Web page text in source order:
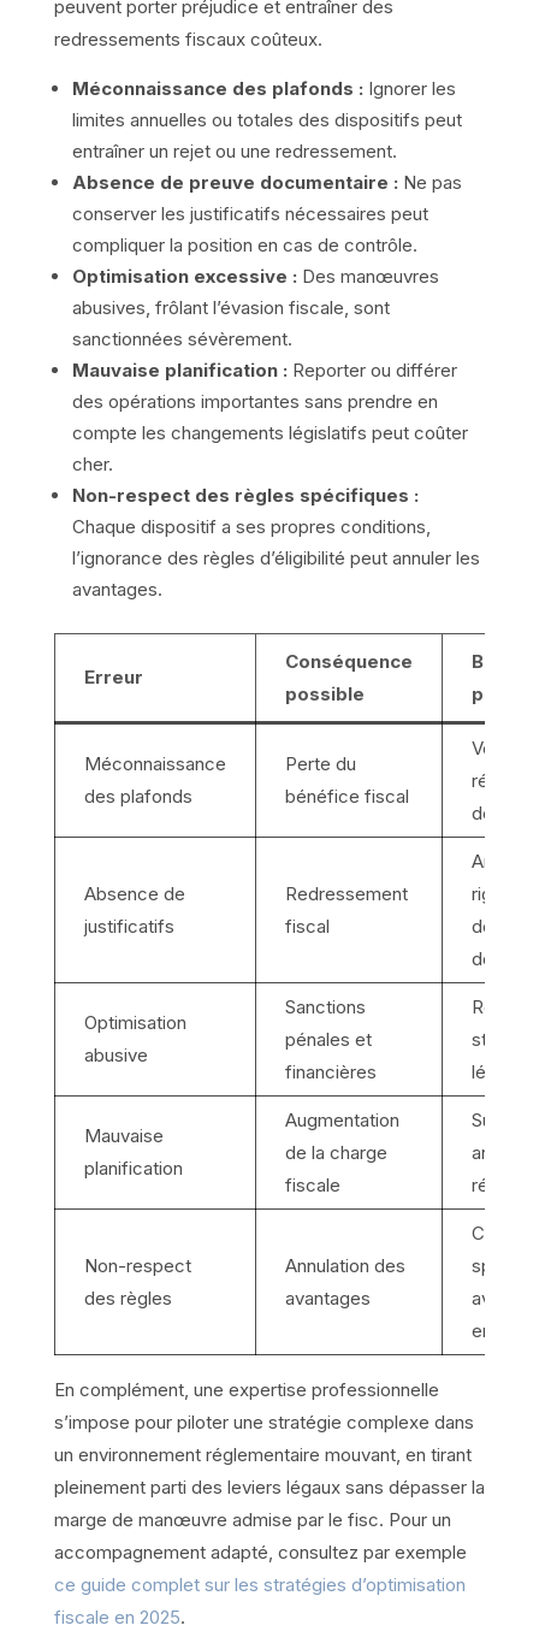
peuvent porter préjudice et entraîner des
redressements fiscaux coûteux.
Méconnaissance des plafonds : Ignorer les
limites annuelles ou totales des dispositifs peut
entraîner un rejet ou une redressement.
Absence de preuve documentaire : Ne pas
conserver les justificatifs nécessaires peut
compliquer la position en cas de contrôle.
Optimisation excessive : Des manœuvres
abusives, frôlant l’évasion fiscale, sont
sanctionnées sévèrement.
Mauvaise planification : Reporter ou différer
des opérations importantes sans prendre en
compte les changements législatifs peut coûter
cher.
Non-respect des règles spécifiques :
Chaque dispositif a ses propres conditions,
l’ignorance des règles d’éligibilité peut annuler les
avantages.
Erreur
Conséquence
possible
Bonne
Méconnaissance
des plafonds
Perte du
bénéfice fiscal
des
Absence de
justificatifs
Redressement
fiscal
des
Optimisation
abusive
Sanctions
pénales et
financières
strict
légalité
Mauvaise
planification
Augmentation
de la charge
fiscale
Suivi
Non-respect
des règles
Annulation des
avantages
avant
En complément, une expertise professionnelle
s’impose pour piloter une stratégie complexe dans
un environnement réglementaire mouvant, en tirant
pleinement parti des leviers légaux sans dépasser la
marge de manœuvre admise par le fisc. Pour un
accompagnement adapté, consultez par exemple
ce guide complet sur les stratégies d’optimisation
fiscale en 2025.